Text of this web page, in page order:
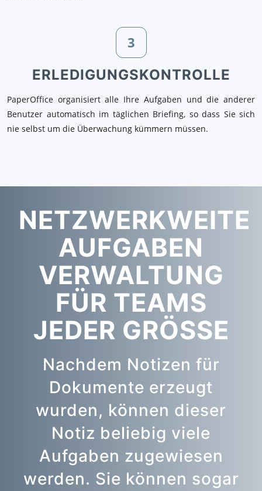
3
ERLEDIGUNGSKONTROLLE
PaperOffice organisiert alle Ihre Aufgaben und die anderer
Benutzer automatisch im täglichen Briefing, so dass Sie sich
nie selbst um die Überwachung kümmern müssen.
NETZWERKWEITE
AUFGABEN
VERWALTUNG
FÜR TEAMS
JEDER GRÖSSE
Nachdem Notizen für
Dokumente erzeugt
wurden, können dieser
Notiz beliebig viele
Aufgaben zugewiesen
werden. Sie können sogar